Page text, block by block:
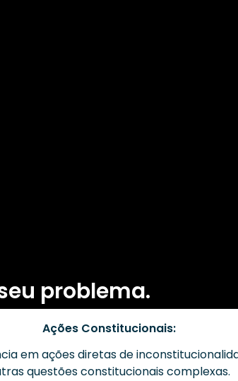
problema.
Ações Constitucionais:
em ações diretas de
questões constitucionais complexas.